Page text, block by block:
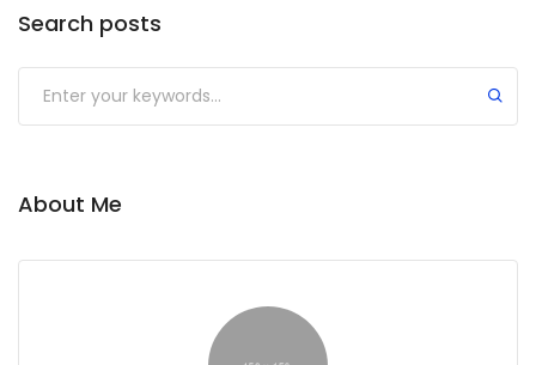
Search posts
About Me